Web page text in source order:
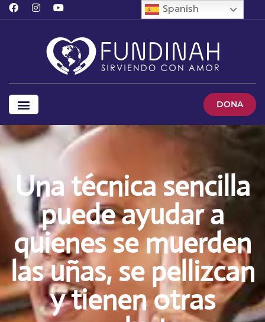
DONA
Una técnica sencilla
puede ayudar a
quienes se muerden
las uñas, se pellizcan
y tienen otras
Spanish